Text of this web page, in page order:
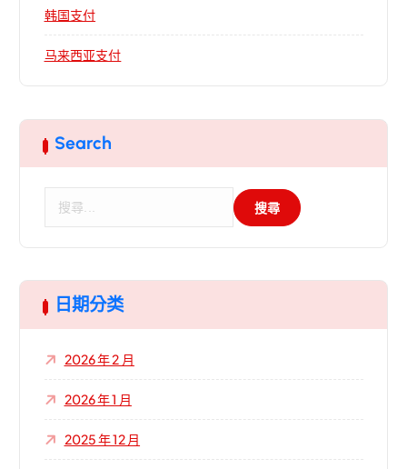
韩国支付
马来西亚支付
Search
字
:
日期分类
2026 年 2 月
2026 年 1 月
2025 年 12 月